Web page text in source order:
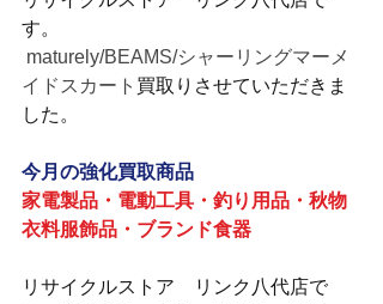
す。
イドスカート 買取りさせていただきま
した。
今月の強化買取商品
家電製品・電動工具・釣り用品・秋物
衣料服飾品・ブランド食器
リサイクルストア　リンク八代店で